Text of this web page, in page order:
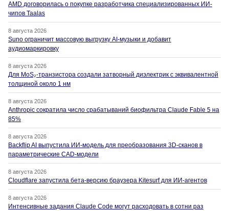
AMD договорилась о покупке разработчика специализированных ИИ-
чипов Taalas
8 августа 2026
Suno ограничит массовую выгрузку AI-музыки и добавит
аудиомаркировку
8 августа 2026
Для MoS₂-транзистора создали затворный диэлектрик с эквивалентной
толщиной около 1 нм
8 августа 2026
Anthropic сократила число срабатываний биофильтра Claude Fable 5 на
85%
8 августа 2026
Backflip AI выпустила ИИ-модель для преобразования 3D-сканов в
параметрические CAD-модели
8 августа 2026
Cloudflare запустила бета-версию браузера Kitesurf для ИИ-агентов
8 августа 2026
Интенсивные задания Claude Code могут расходовать в сотни раз